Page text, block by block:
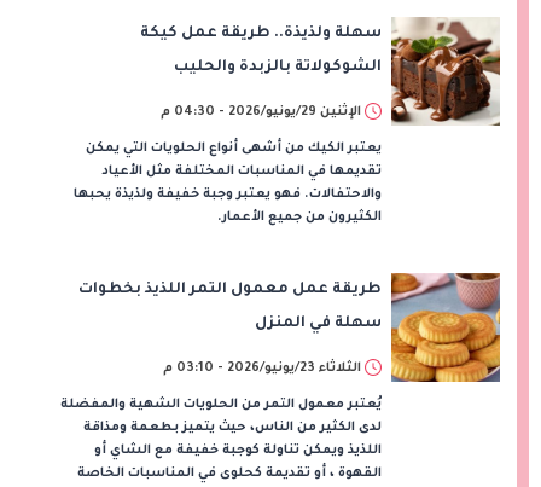
سهلة ولذيذة.. طريقة عمل كيكة
الشوكولاتة بالزبدة والحليب
الإثنين 29/يونيو/2026 - 04:30 م
يعتبر الكيك من أشهى أنواع الحلويات التي يمكن
تقديمها في المناسبات المختلفة مثل الأعياد
والاحتفالات. فهو يعتبر وجبة خفيفة ولذيذة يحبها
الكثيرون من جميع الأعمار.
طريقة عمل معمول التمر اللذيذ بخطوات
سهلة في المنزل
الثلاثاء 23/يونيو/2026 - 03:10 م
يُعتبر معمول التمر من الحلويات الشهية والمفضلة
لدى الكثير من الناس، حيث يتميز بطعمة ومذاقة
اللذيذ ويمكن تناولة كوجبة خفيفة مع الشاي أو
القهوة ، أو تقديمة كحلوى في المناسبات الخاصة